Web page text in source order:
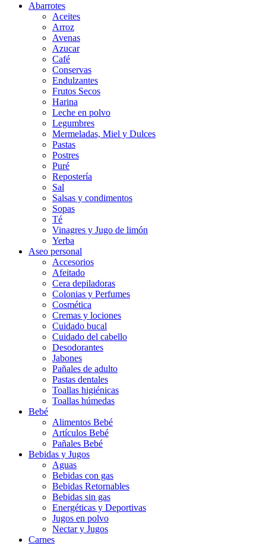
Abarrotes
Aceites
Arroz
Avenas
Azucar
Café
Conservas
Endulzantes
Frutos Secos
Harina
Leche en polvo
Legumbres
Mermeladas, Miel y Dulces
Pastas
Postres
Puré
Repostería
Sal
Salsas y condimentos
Sopas
Té
Vinagres y Jugo de limón
Yerba
Aseo personal
Accesorios
Afeitado
Cera depiladoras
Colonias y Perfumes
Cosmética
Cremas y lociones
Cuidado bucal
Cuidado del cabello
Desodorantes
Jabones
Pañales de adulto
Pastas dentales
Toallas higiénicas
Toallas húmedas
Bebé
Alimentos Bebé
Artículos Bebé
Pañales Bebé
Bebidas y Jugos
Aguas
Bebidas con gas
Bebidas Retornables
Bebidas sin gas
Energéticas y Deportivas
Jugos en polvo
Nectar y Jugos
Carnes